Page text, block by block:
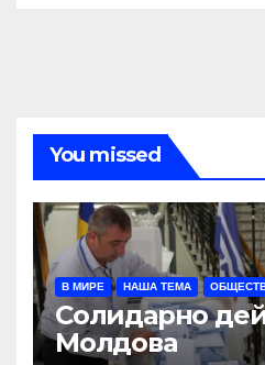
You missed
В МИРЕ НАША ТЕМА
Солидарно
Молдова